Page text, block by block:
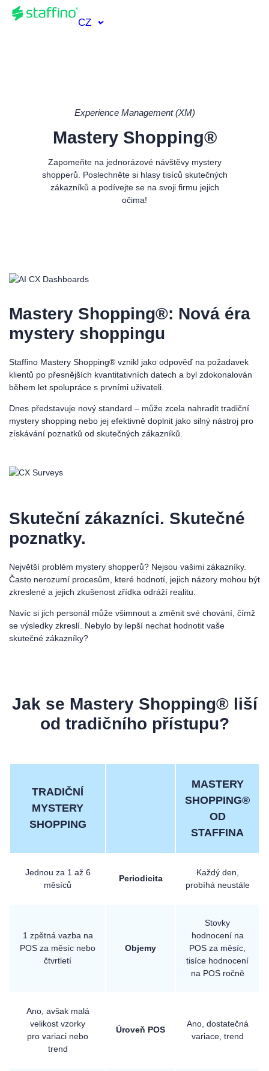
CZ
Experience Management (XM)
Mastery Shopping®
Zapomeňte na jednorázové návštěvy mystery
shopperů. Poslechněte si hlasy tisíců skutečných
zákazníků a podívejte se na svoji firmu jejich
očima!
Mastery Shopping®: Nová éra
mystery shoppingu
Staffino Mastery Shopping® vznikl jako odpověď na požadavek
klientů po přesnějších kvantitativních datech a byl zdokonalován
během let spolupráce s prvními uživateli.
Dnes představuje nový standard – může zcela nahradit tradiční
mystery shopping nebo jej efektivně doplnit jako silný nástroj pro
získávání poznatků od skutečných zákazníků.
Skuteční zákazníci. Skutečné
poznatky.
Největší problém mystery shopperů? Nejsou vašimi zákazníky.
Často nerozumí procesům, které hodnotí, jejich názory mohou být
zkreslené a jejich zkušenost zřídka odráží realitu.
Navíc si jich personál může všimnout a změnit své chování, čímž
se výsledky zkreslí. Nebylo by lepší nechat hodnotit vaše
skutečné zákazníky?
Jak se Mastery Shopping® liší
od tradičního přístupu?
TRADIČNÍ
MYSTERY
SHOPPING
MASTERY
SHOPPING®
OD
STAFFINA
Jednou za 1 až 6
měsíců
Periodicita
Každý den,
probíhá neustále
1 zpětná vazba na
POS za měsíc nebo
čtvrtletí
Objemy
Stovky
hodnocení na
POS za měsíc,
tisíce hodnocení
na POS ročně
Ano, avšak malá
velikost vzorky
pro variaci nebo
trend
Úroveň POS
Ano, dostatečná
variace, trend